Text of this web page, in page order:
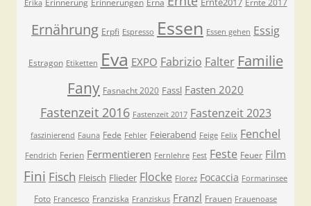
Erika Erinnerung Erinnerungen Erna Ernte 2017
Ernährung Erpfi Espresso Essen Essen gehen Essig
Estragon Etiketten Eva EXPO Fabrizio Falter Familie
Fany Fasnacht 2020 Fassl Fasten 2020
Fastenzeit 2016 Fastenzeit 2017 Fastenzeit 2023
faszinierend Fauna Fede Fehler Feierabend Feige Felix Fenchel
Fendrich Ferien Fermentieren Fernlehre Fest Feste Feuer Film
Fini Fisch Fleisch Flieder Flocke Florez Focaccia Formarinsee
Foto Francesco Franziska Franziskus Franzl Frauen Frauenoase